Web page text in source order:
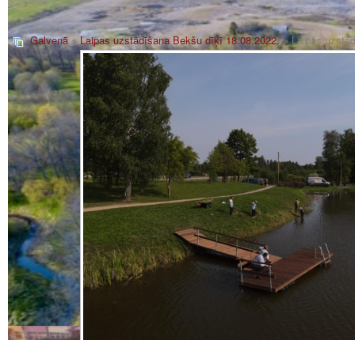
Galvenā»Laipas uzstādīšana Bekšu dīķī 18.08.2022.» Laipas